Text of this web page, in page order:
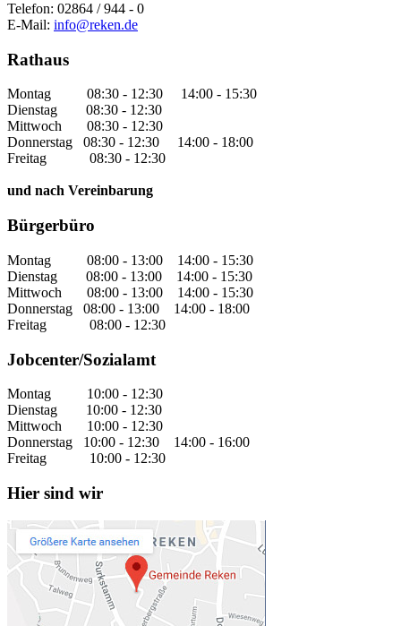
Telefon: 02864 / 944 - 0
E-Mail: info@reken.de
Rathaus
Montag 08:30 - 12:30 14:00 - 15:30
Dienstag 08:30 - 12:30
Mittwoch 08:30 - 12:30
Donnerstag 08:30 - 12:30 14:00 - 18:00
Freitag 08:30 - 12:30
und nach Vereinbarung
Bürgerbüro
Montag 08:00 - 13:00 14:00 - 15:30
Dienstag 08:00 - 13:00 14:00 - 15:30
Mittwoch 08:00 - 13:00 14:00 - 15:30
Donnerstag 08:00 - 13:00 14:00 - 18:00
Freitag 08:00 - 12:30
Jobcenter/Sozialamt
Montag 10:00 - 12:30
Dienstag 10:00 - 12:30
Mittwoch 10:00 - 12:30
Donnerstag 10:00 - 12:30 14:00 - 16:00
Freitag 10:00 - 12:30
Hier sind wir